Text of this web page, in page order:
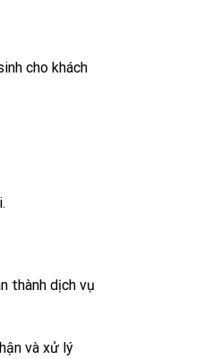
cho khách
thành dịch vụ
và xử lý